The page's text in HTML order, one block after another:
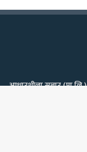
आधारशीला सञ्चार (प्रा.लि.)